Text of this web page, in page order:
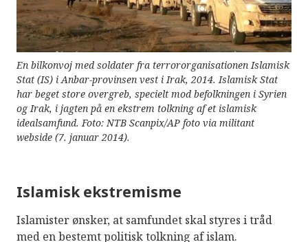
En bilkonvoj med soldater fra terrororganisationen Islamisk
Stat (IS) i Anbar-provinsen vest i Irak, 2014. Islamisk Stat
har beget store overgreb, specielt mod befolkningen i Syrien
og Irak, i jagten på en ekstrem tolkning af et islamisk
idealsamfund. Foto: NTB Scanpix/AP foto via militant
webside (7. januar 2014).
Islamisk ekstremisme
Islamister ønsker, at samfundet skal styres i tråd
med en bestemt politisk tolkning af islam.